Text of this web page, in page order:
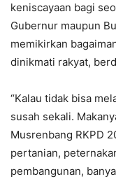
keniscayaan bagi
Gubernur maupun
memikirkan
dinikmati rakyat,
“Kalau tidak bisa
susah sekali.
Musrenbang RKPD
pertanian,
pembangunan,